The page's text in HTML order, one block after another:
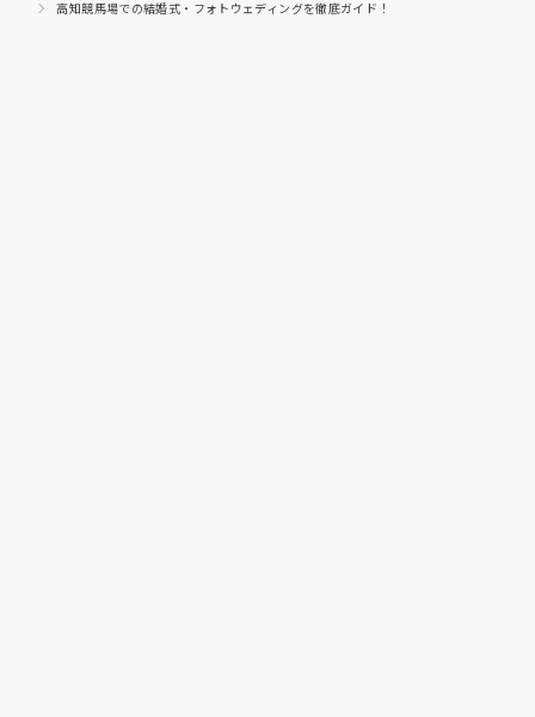
高知競馬場での結婚式・フォトウェディングを徹底ガイド！